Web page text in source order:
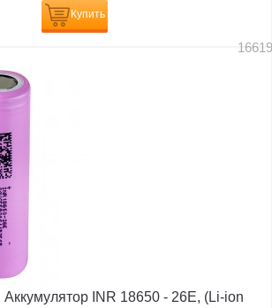
Купить
Аккумулятор INR 18650 - 26E, (Li-ion